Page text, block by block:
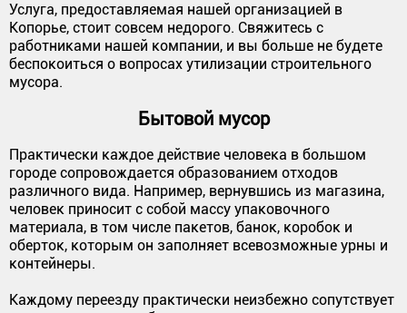
Услуга, предоставляемая нашей организацией в
Копорье, стоит совсем недорого. Свяжитесь с
работниками нашей компании, и вы больше не будете
беспокоиться о вопросах утилизации строительного
мусора.
Бытовой мусор
Практически каждое действие человека в большом
городе сопровождается образованием отходов
различного вида. Например, вернувшись из магазина,
человек приносит с собой массу упаковочного
материала, в том числе пакетов, банок, коробок и
оберток, которым он заполняет всевозможные урны и
контейнеры.
Каждому переезду практически неизбежно сопутствует